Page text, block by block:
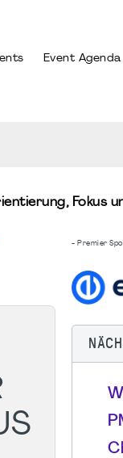
Event Agenda
Fokus
- Premier